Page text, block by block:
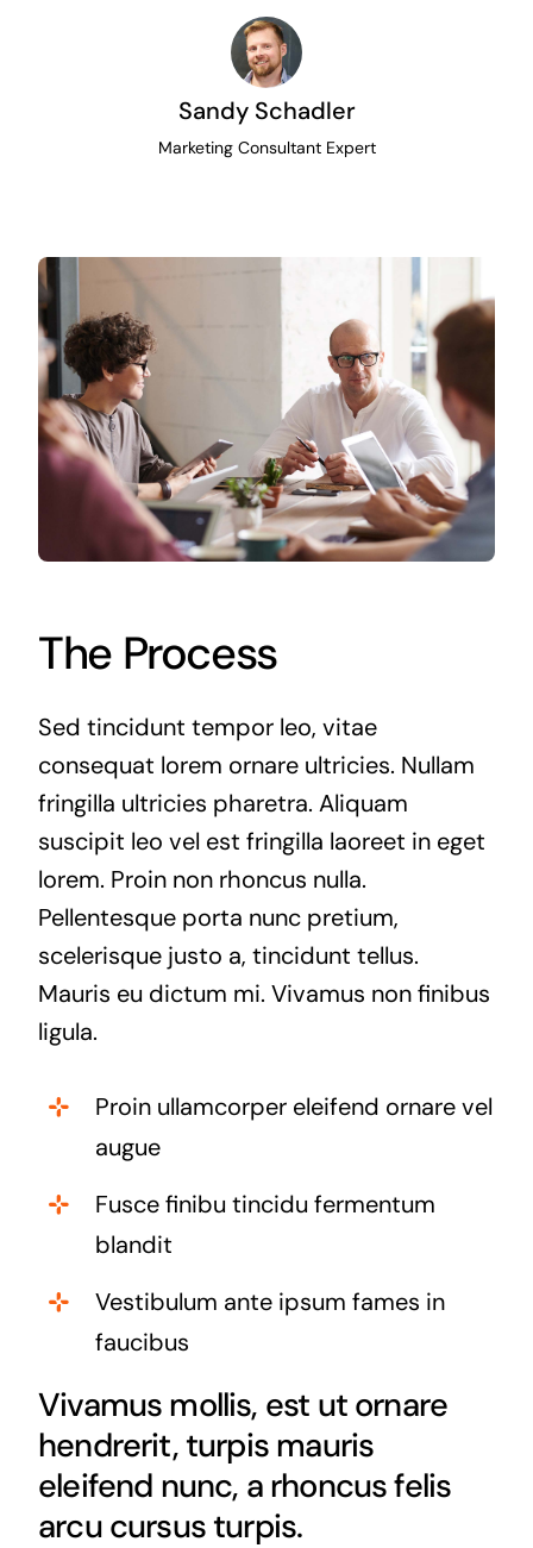
Sandy Schadler
Marketing Consultant Expert
The Process
Sed tincidunt tempor leo, vitae
consequat lorem ornare ultricies. Nullam
fringilla ultricies pharetra. Aliquam
suscipit leo vel est fringilla laoreet in eget
lorem. Proin non rhoncus nulla.
Pellentesque porta nunc pretium,
scelerisque justo a, tincidunt tellus.
Mauris eu dictum mi. Vivamus non finibus
ligula.
Proin ullamcorper eleifend ornare vel
augue
Fusce finibu tincidu fermentum
blandit
Vestibulum ante ipsum fames in
faucibus
Vivamus mollis, est ut ornare
hendrerit, turpis mauris
eleifend nunc, a rhoncus felis
arcu cursus turpis.